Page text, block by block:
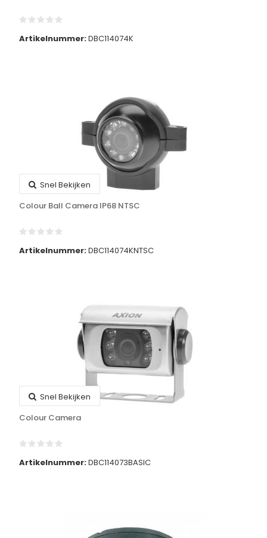
Artikelnummer:DBC114074K
Snel Bekijken
Colour Ball Camera IP68 NTSC
Artikelnummer:DBC114074KNTSC
Snel Bekijken
Colour Camera
Artikelnummer:DBC114073BASIC